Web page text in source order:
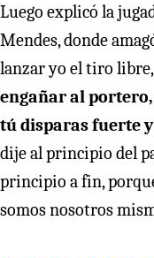
Luego explicó la
Mendes, donde
lanzar yo el tiro
engañar al
tú disparas fuerte y
dije al principio del
principio a fin,
somos nosotros